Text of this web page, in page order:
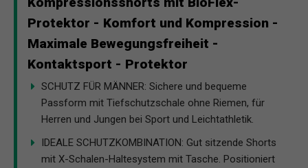
Protektor - Komfort und Kompression -
Maximale Bewegungsfreiheit -
Kontaktsport - Protektor
SCHUTZ FÜR MÄNNER: Sichere und bequeme
Passform mit Tiefschutzschale ohne Riemen, für
Herren und Jungen bei Sport und Leichtathletik.
IDEALE SCHUTZKOMBINATION: Gut sitzende Shorts
mit X-Schalen-Haltesystem mit Tasche. Positioniert